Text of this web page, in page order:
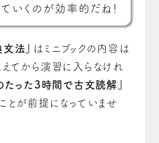
いくのが効率的だね！
文法 』はミニブックの内容は
てから演習に入らなけれ
たった3時間で古文読解 』
とが前提になっていませ